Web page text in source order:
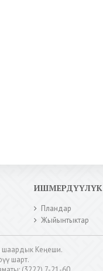
ИШМЕРДҮҮЛҮК
Пландар
Жыйынтыктар
шаардык Кеңеши.
шарт.